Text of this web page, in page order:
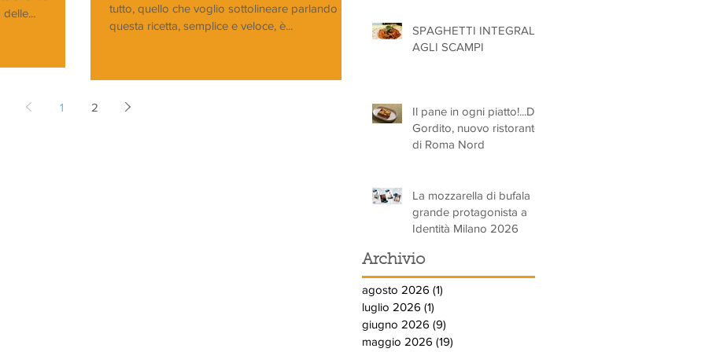
tutto, quello che voglio sottolineare parlando di
questa ricetta, semplice e veloce, è...
1 2
SPAGHETTI INTEGRALI
AGLI SCAMPI
Il pane in ogni piatto!...Da
Gordito, nuovo ristorante
di Roma Nord
La mozzarella di bufala
grande protagonista a
Identità Milano 2026
Archivio
agosto 2026 (1)
luglio 2026 (1)
giugno 2026 (9)
maggio 2026 (19)